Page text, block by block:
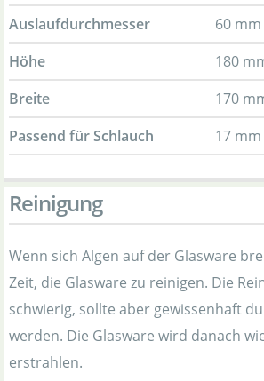
Auslaufdurchmesser
60 mm
Höhe
180
Breite
170
Passend für Schlauch
17
Reinigung
Wenn sich Algen auf der Glasware
Zeit, die Glasware zu reinigen. Die
schwierig, sollte aber gewissenhaft
werden. Die Glasware wird danach
erstrahlen.